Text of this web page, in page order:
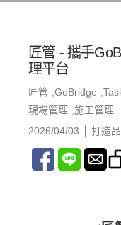
匠管 - 攜手
理平台
匠管 GoBridge
現場管理
施工管理
2026/04/03
打造